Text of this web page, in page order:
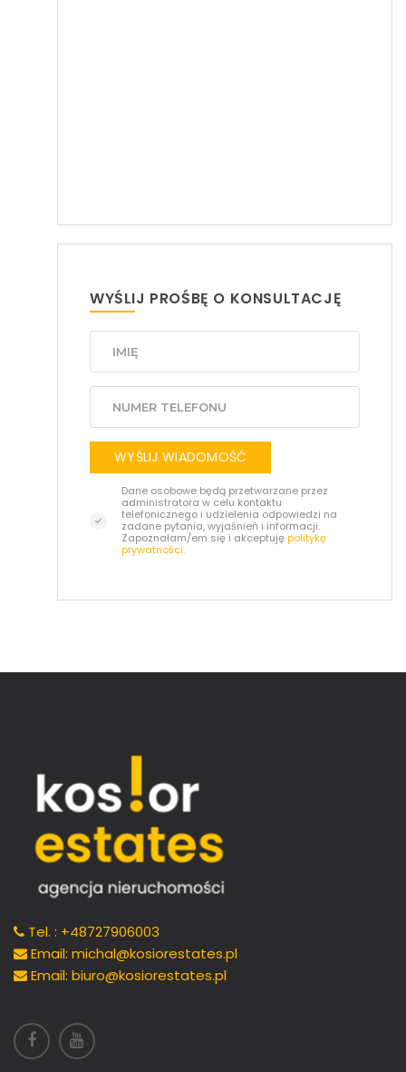
WYŚLIJ PROŚBĘ O KONSULTACJĘ
WYŚLIJ WIADOMOŚĆ
Dane osobowe będą przetwarzane przez
administratora w celu kontaktu
telefonicznego i udzielenia odpowiedzi na
zadane pytania, wyjaśnień i informacji.
Zapoznałam/em się i akceptujępolitykę
prywatności.
Tel. : +48727906003
Email: michal@kosiorestates.pl
Email: biuro@kosiorestates.pl